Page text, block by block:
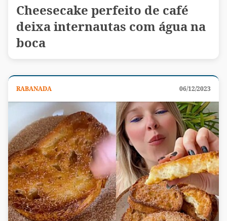
Cheesecake perfeito de café
deixa internautas com água na
boca
RABANADA 06/12/2023